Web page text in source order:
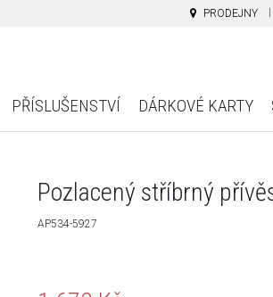
PRODEJNY
PŘÍSLUŠENSTVÍ DÁRKOVÉ KARTY
Pozlacený stříbrný
AP534-5927